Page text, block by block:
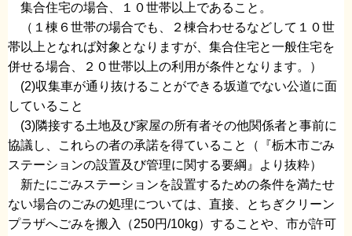
集合住宅の場合、１０世帯以上であること。
（１棟６世帯の場合でも、２棟合わせるなどして１０世
帯以上となれば対象となりますが、集合住宅と一般住宅を
併せる場合、２０世帯以上の利用が条件となります。）
(2)収集車が通り抜けることができる坂道でない公道に面
していること
(3)隣接する土地及び家屋の所有者その他関係者と事前に
協議し、これらの者の承諾を得ていること（『栃木市ごみ
ステーションの設置及び管理に関する要綱』より抜粋）
新たにごみステーションを設置するための条件を満たせ
ない場合のごみの処理については、直接、とちぎクリーン
プラザへごみを搬入（250円/10kg）することや、市が許可